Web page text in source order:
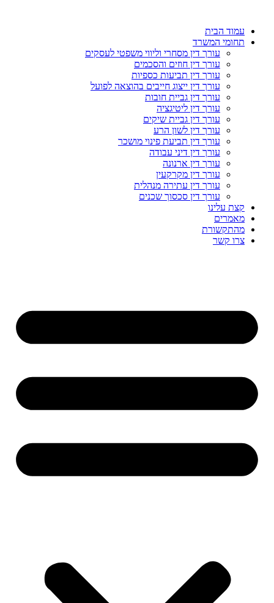
עמוד הבית
תחומי המשרד
עורך דין מסחרי וליווי משפטי לעסקים
עורך דין חוזים והסכמים
עורך דין תביעות כספיות
עורך דין ייצוג חייבים בהוצאה לפועל
עורך דין גביית חובות
עורך דין ליטיגציה
עורך דין גביית שיקים
עורך דין לשון הרע
עורך דין תביעת פינוי מושכר
עורך דין דיני עבודה
עורך דין ארנונה
עורך דין מקרקעין
עורך דין עתירה מנהלית
עורך דין סכסוך שכנים
קצת עלינו
מאמרים
מהתקשורת
צרו קשר